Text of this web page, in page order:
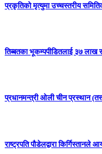
प्रकृतिको मृत्युमा उच्चस्तरीय
तिब्बतका भूकम्पपीडितलाई ३७ लाख
प्रधानमन्त्री ओली चीन प्रस्थान
राष्ट्रपति पौडेलद्वारा